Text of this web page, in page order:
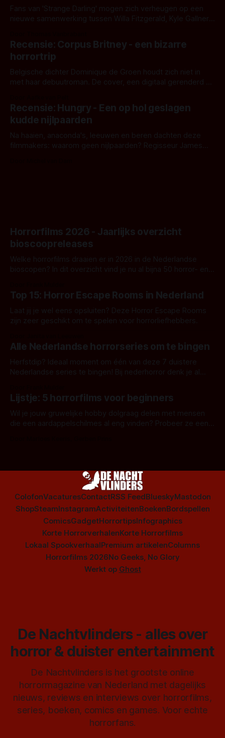
Fans van 'Strange Darling' mogen zich verheugen op een
nieuwe samenwerking tussen Willa Fitzgerald, Kyle Gallner
'Skeletons', een nieuwe creature feature waarvoor de
opnames zijn gestart in Australië.
Recensie: Corpus Britney - een bizarre
horrortrip
Belgische dichter Dominique de Groen houdt zich niet in
met haar debuutroman. De cover, een digitaal gerenderd en
achtergrond, belooft iets kleurrijks maar onheilspellends,
iets ongrijpbaars. En dat maakt De Groen met ieder woord
waar.
Recensie: Hungry - Een op hol geslagen
kudde nijlpaarden
Na haaien, anaconda's, leeuwen en beren dachten deze
filmmakers: waarom geen nijlpaarden? Regisseur James
Horrorfilms 2026 - Jaarlijks overzicht
bioscoopreleases
Welke horrorfilms draaien er in 2026 in de Nederlandse
bioscopen? In dit overzicht vind je nu al bijna 50 horror- en
Top 15: Horror Escape Rooms in Nederland
Laat jij je wel eens opsluiten? Deze Horror Escape Rooms
zijn zeer geschikt om te spelen voor horrorliefhebbers.
Alle Nederlandse horrorseries om te bingen
Herfstdip? Ideaal moment om één van deze 7 duistere
Nederlandse series te bingen! Bij nederhorror denk je al
Amsterdamned of The Johnsons. Maar Nederlandse horror
is niet beperkt tot films. Hier een aantal Nederlandse tv-
series uit het duistere of horrorgenre. Als
Lijstje: 5 horrorfilms voor beginners
Wil je jouw gruwelijke hobby dolgraag delen met mensen
die een aardappelschilmes al eng vinden? Probeer ze eens
ColofonVacaturesContactRSS FeedBlueskyMastodon
ShopSteamInstagramActiviteitenBoekenBordspellen
ComicsGadgetHorrortipsInfographics
Korte HorrorverhalenKorte Horrorfilms
Lokaal SpookverhaalPremium artikelenColumns
Horrorfilms 2026No Geeks, No Glory
Werkt op Ghost
De Nachtvlinders - alles over
horror & duister entertainment
De Nachtvlinders is het grootste online
horrormagazine van Nederland met dagelijks
nieuws, reviews en interviews over horrorfilms,
series, boeken, comics en games. Voor echte
horrorfans.